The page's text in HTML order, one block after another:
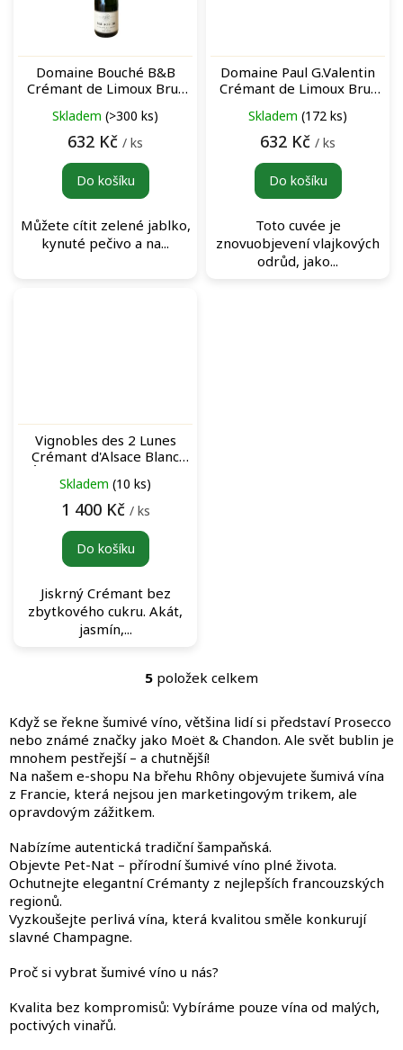
Domaine Bouché B&B
Crémant de Limoux Brut
Skladem (>300 ks)
632 Kč / ks
Do košíku
Můžete cítit zelené jablko,
kynuté pečivo a na...
Domaine Paul G.Valentin
Crémant de Limoux Brut
Skladem (172 ks)
632 Kč / ks
Do košíku
Toto cuvée je
znovuobjevení vlajkových
odrůd, jako...
Vignobles des 2 Lunes
Crémant d'Alsace Blanc
"Éclipse" bílé šumivé víno
Skladem (10 ks)
1 400 Kč / ks
Do košíku
Jiskrný Crémant bez
zbytkového cukru. Akát,
jasmín,...
O
l
á
d
a
c
í
r
v
k
y
ý
s
5 položek celkem
Když se řekne šumivé víno, většina lidí si představí Prosecco
nebo známé značky jako Moët & Chandon. Ale svět bublin je
mnohem pestřejší – a chutnější!
Na našem e-shopu Na břehu Rhôny objevujete šumivá vína
z Francie, která nejsou jen marketingovým trikem, ale
opravdovým zážitkem.
Nabízíme autentická tradiční šampaňská.
Objevte Pet-Nat – přírodní šumivé víno plné života.
Ochutnejte elegantní Crémanty z nejlepších francouzských
regionů.
Vyzkoušejte perlivá vína, která kvalitou směle konkurují
slavné Champagne.
Proč si vybrat šumivé víno u nás?
Kvalita bez kompromisů: Vybíráme pouze vína od malých,
poctivých vinařů.